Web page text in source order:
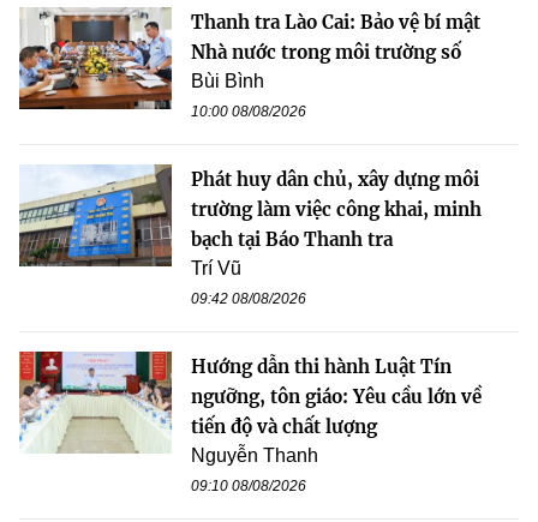
Thanh tra Lào Cai: Bảo vệ bí mật
Nhà nước trong môi trường số
Bùi Bình
10:00 08/08/2026
Phát huy dân chủ, xây dựng môi
trường làm việc công khai, minh
bạch tại Báo Thanh tra
Trí Vũ
09:42 08/08/2026
Hướng dẫn thi hành Luật Tín
ngưỡng, tôn giáo: Yêu cầu lớn về
tiến độ và chất lượng
Nguyễn Thanh
09:10 08/08/2026